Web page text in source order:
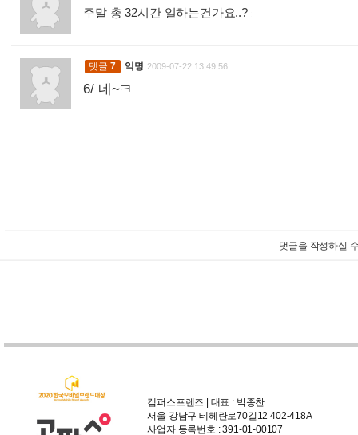
주말 총 32시간 일하는건가요..?
댓글 7 익명 2009-07-22 13:49:56
6/ 네~ㅋ
댓글을 작성하실
캠퍼스프렌즈 | 대표 : 박종찬
서울 강남구 테헤란로70길12 402-418A
사업자 등록번호 : 391-01-00107